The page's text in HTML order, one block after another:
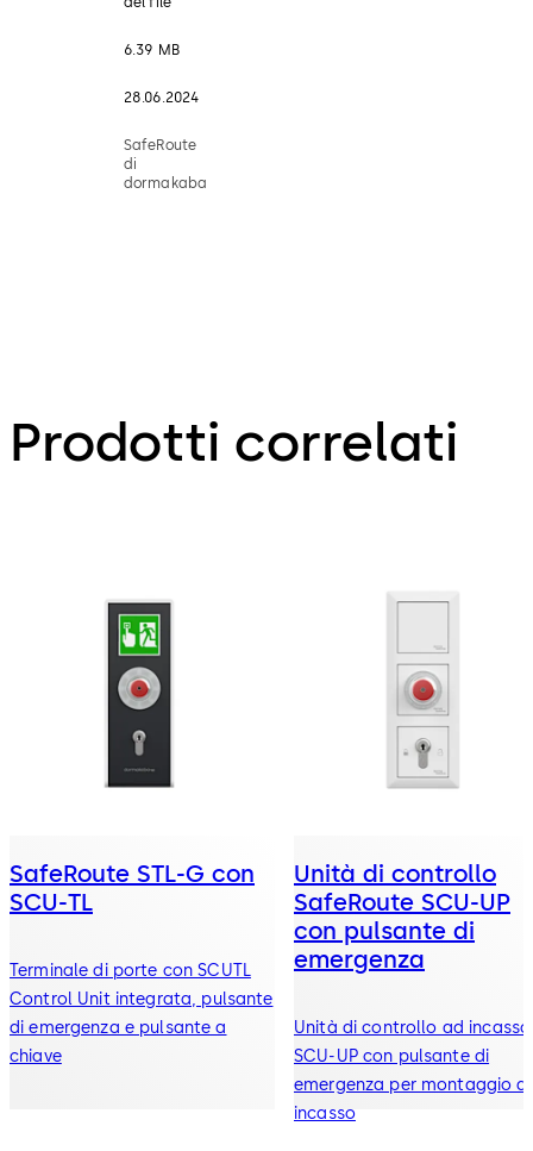
6.39 MB
28.06.2024
SafeRoute
di
dormakaba
Prodotti correlati
SafeRoute STL-G con
SCU-TL
Terminale di porte con SCU­TL
Control Unit integrata, pulsante
di emergenza e pulsante a
chiave
Unità di controllo
SafeRoute SCU-UP
con pulsante di
emergenza
Unità di controllo ad incasso
SCU-UP con pulsante di
emergenza per montaggio
incasso